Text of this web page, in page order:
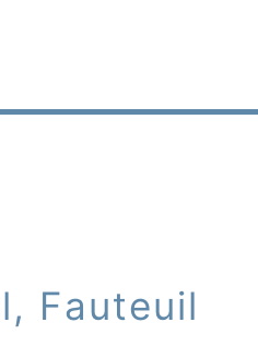
Fauteuil